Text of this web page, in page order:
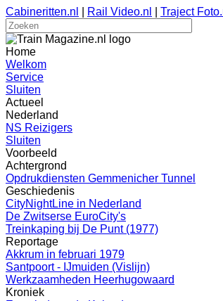
Cabineritten.nl Rail Video.nl Traject
Home
Welkom
Service
Sluiten
Actueel
Nederland
NS Reizigers
Sluiten
Voorbeeld
Achtergrond
Opdrukdiensten Gemmenicher Tunnel
Geschiedenis
CityNightLine in Nederland
De Zwitserse EuroCity's
Treinkaping bij De Punt (1977)
Reportage
Akkrum in februari 1979
Santpoort - IJmuiden (Vislijn)
Werkzaamheden Heerhugowaard
Kroniek